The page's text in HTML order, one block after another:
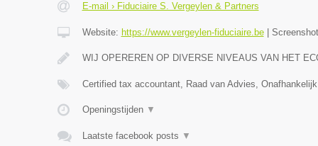
E-mail › Fiduciaire S. Vergeylen & Partners
Website: https://www.vergeylen-fiduciaire.be| Screenshot
WIJ OPEREREN OP DIVERSE NIVEAUS VAN HET
Certified tax accountant, Raad van Advies,
Openingstijden ▼
Laatste facebook posts ▼